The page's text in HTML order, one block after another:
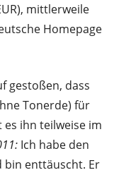
mittlerweile
Homepage
gestoßen, dass
Tonerde) für
es ihn teilweise im
Ich habe den
bin enttäuscht. Er